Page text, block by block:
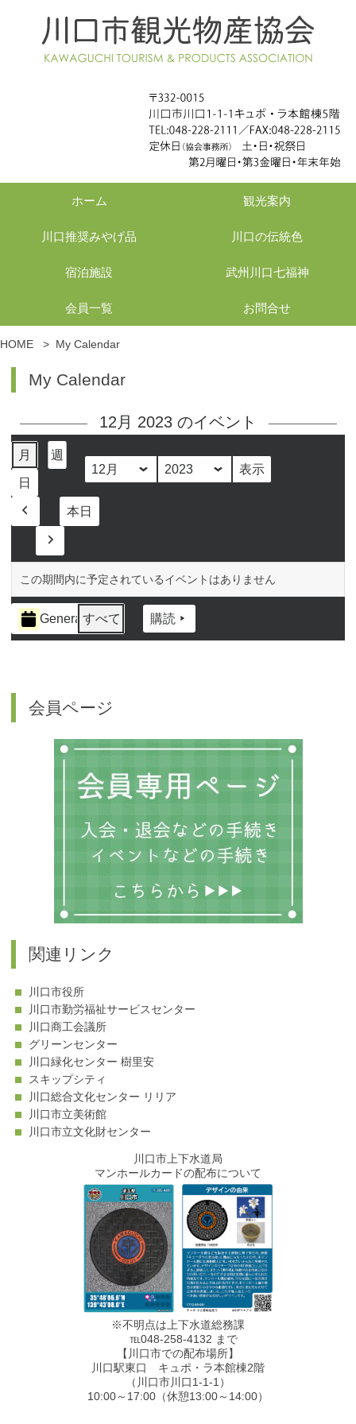
ホーム 観光案内
川口推奨みやげ品 川口の伝統色
宿泊施設 武州川口七福神
会員一覧 お問合せ
HOME > My Calendar
My Calendar
12月 2023 のイベント
月 週
日 月
年
本日
この期間内に予定されているイベントはありません
イ
ベ
Generalすべて 購読
会員ページ
関連リンク
川口市役所
川口市勤労福祉サービスセンター
川口商工会議所
グリーンセンター
川口緑化センター 樹里安
スキップシティ
川口総合文化センター リリア
川口市立美術館
川口市立文化財センター
川口市上下水道局
マンホールカードの配布について
※不明点は上下水道総務課
℡048-258-4132 まで
【川口市での配布場所】
川口駅東口 キュポ・ラ本館棟2階
（川口市川口1-1-1）
10:00～17:00（休憩13:00～14:00）